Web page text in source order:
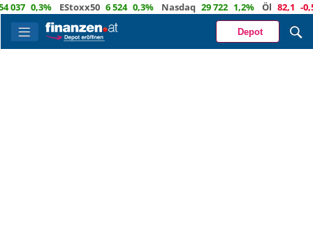
0,3% EStoxx50 6 524 0,3% Nasdaq 29 722 1,2% Öl 82,1 -
Depot